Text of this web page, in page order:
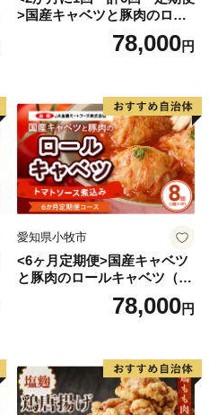
>国産キャベツと豚肉のロー
ルキャベツ（4P入り）
78,000円
愛知県小牧市
<6ヶ月定期便>国産キャベツ
と豚肉のロールキャベツ（4P
78,000円